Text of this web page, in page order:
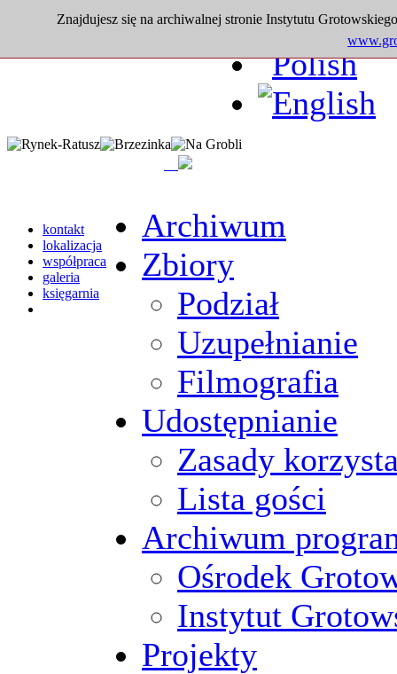
Znajdujesz się na archiwalnej stronie Instytutu
kontakt
lokalizacja
współpraca
galeria
księgarnia
Archiwum
Zbiory
Podział
Uzupełnianie
Filmografia
Udostępnianie
Zasady
Lista gości
Archiwum
Ośrodek
Instytut
Projekty